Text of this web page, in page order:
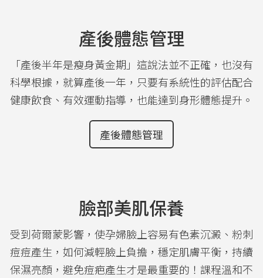
產後體態管理
「產後半年是瘦身黃金期」這說法並不正確，也沒有
科學根據，就算產後一年，只要有系統性的評估配合
健康飲食、有效運動指導，也能達到身形體態提升。
產後體態管理
臉部美肌保養
受到荷爾蒙影響，使孕婦臉上容易有色素沉澱、粉刺
痘痘產生，如何減輕臉上負擔，穩定肌膚平衡，持續
保濕亮顏，避免痘疤產生才是最重要的！課程溫和不